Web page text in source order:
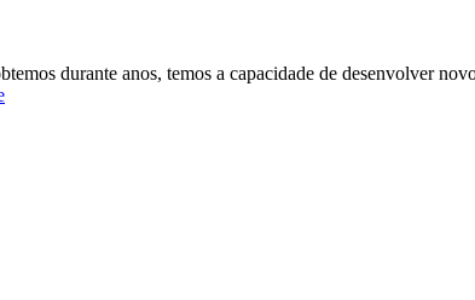
durante anos, temos a capacidade de desenvolver